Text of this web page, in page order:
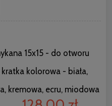
15x15 - do otworu
kolorowa - biała,
kremowa, ecru, miodowa